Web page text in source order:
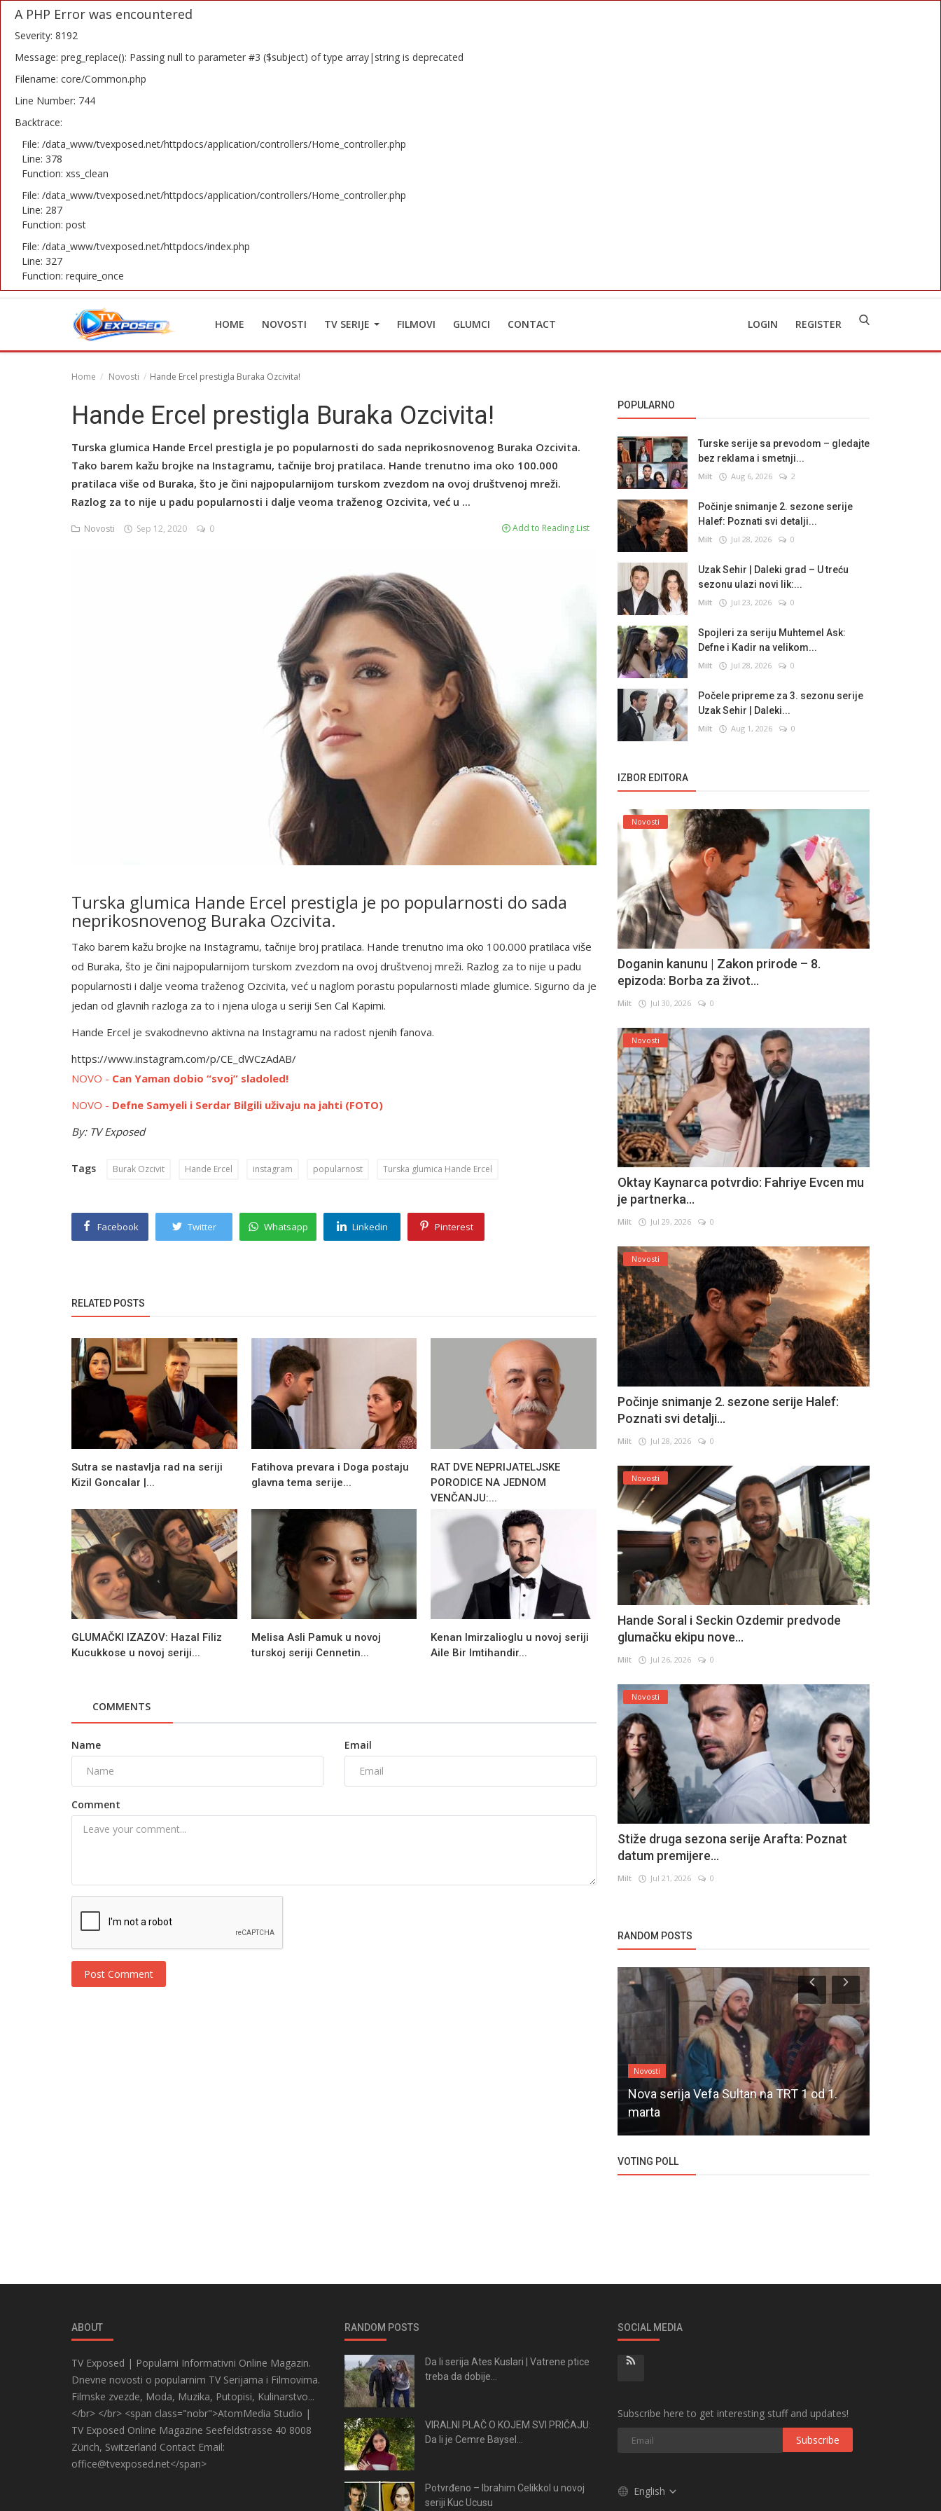
A PHP Error was encountered
Severity: 8192
Message: preg_replace(): Passing null to parameter #3 ($subject) of type array|string is deprecated
Filename: core/Common.php
Line Number: 744
Backtrace:
File: /data_www/tvexposed.net/httpdocs/application/controllers/Home_controller.php
Line: 378
Function: xss_clean
File: /data_www/tvexposed.net/httpdocs/application/controllers/Home_controller.php
Line: 287
Function: post
File: /data_www/tvexposed.net/httpdocs/index.php
Line: 327
Function: require_once
HOME NOVOSTI TV SERIJE FILMOVI GLUMCI CONTACT LOGIN REGISTER
Home
Novosti
TV Serije
Filmovi
Glumci
Contact
Login
English
Home Novosti Hande Ercel prestigla Buraka Ozcivita!
Hande Ercel prestigla Buraka Ozcivita!
Turska glumica Hande Ercel prestigla je po popularnosti do sada neprikosnovenog Buraka Ozcivita.
Tako barem kažu brojke na Instagramu, tačnije broj pratilaca. Hande trenutno ima oko 100.000
pratilaca više od Buraka, što je čini najpopularnijom turskom zvezdom na ovoj društvenoj mreži.
Razlog za to nije u padu popularnosti i dalje veoma traženog Ozcivita, već u ...
Novosti Sep 12, 2020 0 Add to Reading List
Turska glumica Hande Ercel prestigla je po popularnosti do sada
neprikosnovenog Buraka Ozcivita.
Tako barem kažu brojke na Instagramu, tačnije broj pratilaca. Hande trenutno ima oko 100.000 pratilaca više
od Buraka, što je čini najpopularnijom turskom zvezdom na ovoj društvenoj mreži. Razlog za to nije u padu
popularnosti i dalje veoma traženog Ozcivita, već u naglom porastu popularnosti mlade glumice. Sigurno da je
jedan od glavnih razloga za to i njena uloga u seriji Sen Cal Kapimi.
Hande Ercel je svakodnevno aktivna na Instagramu na radost njenih fanova.
https://www.instagram.com/p/CE_dWCzAdAB/
NOVO - Can Yaman dobio “svoj” sladoled!
NOVO - Defne Samyeli i Serdar Bilgili uživaju na jahti (FOTO)
By: TV Exposed
Tags Burak Ozcivit Hande Ercel instagram popularnost Turska glumica Hande Ercel
Facebook Twitter Whatsapp Linkedin Pinterest
RELATED POSTS
Sutra se nastavlja rad na seriji
Kizil Goncalar |...
Fatihova prevara i Doga postaju
glavna tema serije...
RAT DVE NEPRIJATELJSKE
PORODICE NA JEDNOM
VENČANJU:...
GLUMAČKI IZAZOV: Hazal Filiz
Kucukkose u novoj seriji...
Melisa Asli Pamuk u novoj
turskoj seriji Cennetin...
Kenan Imirzalioglu u novoj seriji
Aile Bir Imtihandir...
COMMENTS
Name Email
Comment
Post Comment
POPULARNO
Turske serije sa prevodom – gledajte
bez reklama i smetnji...
Milt Aug 6, 2026 2
Počinje snimanje 2. sezone serije
Halef: Poznati svi detalji...
Milt Jul 28, 2026 0
Uzak Sehir | Daleki grad – U treću
sezonu ulazi novi lik:...
Milt Jul 23, 2026 0
Spojleri za seriju Muhtemel Ask:
Defne i Kadir na velikom...
Milt Jul 28, 2026 0
Počele pripreme za 3. sezonu serije
Uzak Sehir | Daleki...
Milt Aug 1, 2026 0
IZBOR EDITORA
Novosti
Doganin kanunu | Zakon prirode – 8.
epizoda: Borba za život...
Milt Jul 30, 2026 0
Novosti
Oktay Kaynarca potvrdio: Fahriye Evcen mu
je partnerka...
Milt Jul 29, 2026 0
Novosti
Počinje snimanje 2. sezone serije Halef:
Poznati svi detalji...
Milt Jul 28, 2026 0
Novosti
Hande Soral i Seckin Ozdemir predvode
glumačku ekipu nove...
Milt Jul 26, 2026 0
Novosti
Stiže druga sezona serije Arafta: Poznat
datum premijere...
Milt Jul 21, 2026 0
RANDOM POSTS
Novosti
Nova serija Vefa Sultan na TRT 1 od 1.
marta
VOTING POLL
ABOUT
TV Exposed | Popularni Informativni Online Magazin.
Dnevne novosti o popularnim TV Serijama i Filmovima.
Filmske zvezde, Moda, Muzika, Putopisi, Kulinarstvo...
</br> </br> <span class="nobr">AtomMedia Studio |
TV Exposed Online Magazine Seefeldstrasse 40 8008
Zürich, Switzerland Contact Email:
office@tvexposed.net</span>
RANDOM POSTS
Da li serija Ates Kuslari | Vatrene ptice
treba da dobije...
VIRALNI PLAČ O KOJEM SVI PRIČAJU:
Da li je Cemre Baysel...
Potvrđeno – Ibrahim Celikkol u novoj
seriji Kuc Ucusu
SOCIAL MEDIA
Subscribe here to get interesting stuff and updates!
Subscribe
English